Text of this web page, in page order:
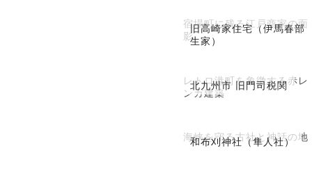
旧高崎家住宅（伊馬春部
生家）
宿場町に残る江戸商家の面
影
北九州市 旧門司税関
レトロ港町を象徴する赤レ
ンガ建築
和布刈神社（隼人社）
海峡を守る古社と神話の地